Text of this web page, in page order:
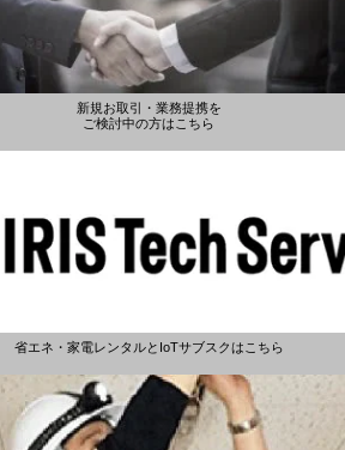
新規お取引・業務提携を
ご検討中の方はこちら
省エネ・家電レンタルとIoTサブスクはこちら